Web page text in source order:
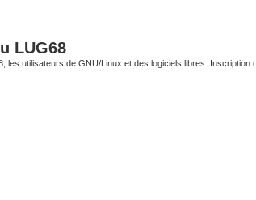
LUG68
les utilisateurs de GNU/Linux et des logiciels libres. Inscription